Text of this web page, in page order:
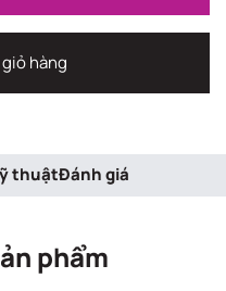
hàng
thuậtĐánh giá
phẩm